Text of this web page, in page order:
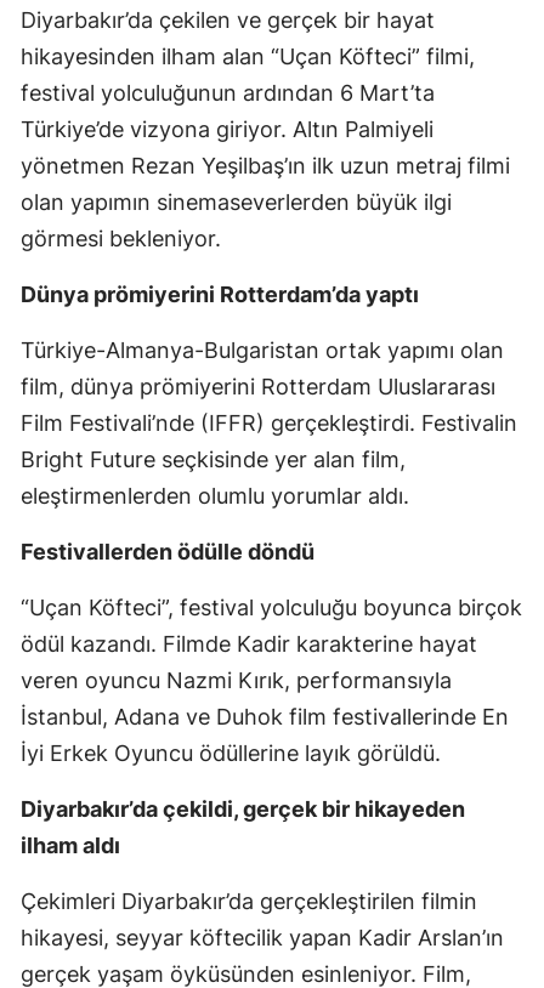
Diyarbakır’da çekilen ve gerçek bir hayat
hikayesinden ilham alan “Uçan Köfteci” filmi,
festival yolculuğunun ardından 6 Mart’ta
Türkiye’de vizyona giriyor. Altın Palmiyeli
yönetmen Rezan Yeşilbaş’ın ilk uzun metraj filmi
olan yapımın sinemaseverlerden büyük ilgi
görmesi bekleniyor.
Dünya prömiyerini Rotterdam’da yaptı
Türkiye-Almanya-Bulgaristan ortak yapımı olan
film, dünya prömiyerini Rotterdam Uluslararası
Film Festivali’nde (IFFR) gerçekleştirdi. Festivalin
Bright Future seçkisinde yer alan film,
eleştirmenlerden olumlu yorumlar aldı.
Festivallerden ödülle döndü
“Uçan Köfteci”, festival yolculuğu boyunca birçok
ödül kazandı. Filmde Kadir karakterine hayat
veren oyuncu Nazmi Kırık, performansıyla
İstanbul, Adana ve Duhok film festivallerinde En
İyi Erkek Oyuncu ödüllerine layık görüldü.
Diyarbakır’da çekildi, gerçek bir hikayeden
ilham aldı
Çekimleri Diyarbakır’da gerçekleştirilen filmin
hikayesi, seyyar köftecilik yapan Kadir Arslan’ın
gerçek yaşam öyküsünden esinleniyor. Film,